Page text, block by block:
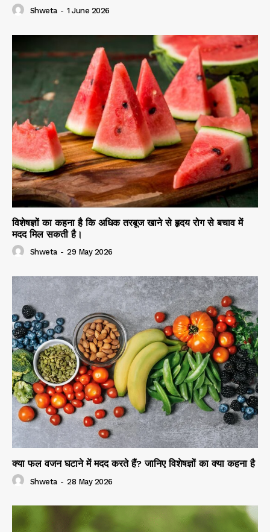
Shweta - 1 June 2026
विशेषज्ञों का कहना है कि अधिक तरबूज खाने से हृदय रोग से बचाव में
मदद मिल सकती है।
Shweta - 29 May 2026
क्या फल वजन घटाने में मदद करते हैं? जानिए विशेषज्ञों का क्या कहना है
Shweta - 28 May 2026